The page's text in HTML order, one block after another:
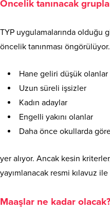
Öncelik tanınacak
TYP uygulamalarında olduğu
öncelik tanınması
Hane geliri düşük olanlar
Uzun süreli işsizler
Kadın adaylar
Engelli yakını olanlar
Daha önce okullarda
yer alıyor. Ancak kesin
yayımlanacak resmi kılavuz
Maaşlar ne kadar